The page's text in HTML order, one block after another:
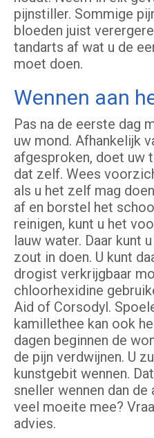
pijnstiller. Sommige
bloeden juist
tandarts af wat u de
moet doen.
Wennen aan
Pas na de eerste dag
uw mond. Afhankelijk
afgesproken, doet uw
dat zelf. Wees
als u het zelf mag
af en borstel het
reinigen, kunt u het
lauw water. Daar kunt
zout in doen. U kunt
drogist verkrijgbaar
chloorhexidine
Aid of Corsodyl.
kamillethee kan ook
dagen beginnen de
de pijn verdwijnen. U
kunstgebit wennen.
sneller wennen dan
veel moeite mee?
advies.